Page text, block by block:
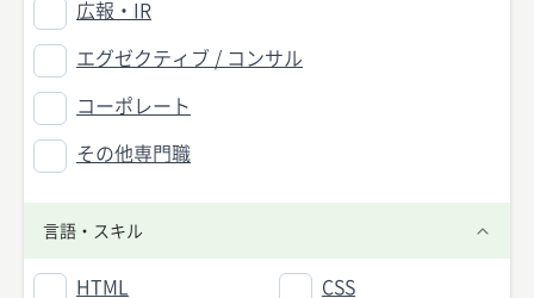
広報・IR
エグゼクティブ / コンサル
コーポレート
その他専門職
言語・スキル
HTML CSS